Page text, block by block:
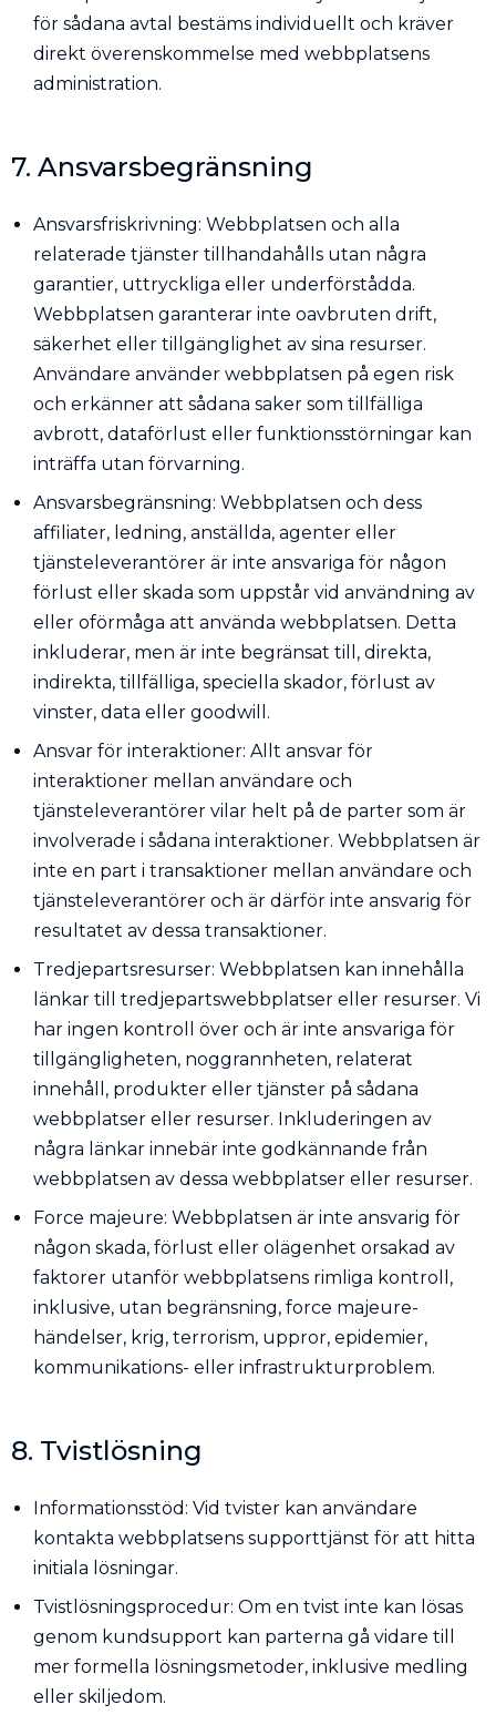
för sådana avtal bestäms individuellt och kräver
direkt överenskommelse med webbplatsens
administration.
7. Ansvarsbegränsning
Ansvarsfriskrivning: Webbplatsen och alla
relaterade tjänster tillhandahålls utan några
garantier, uttryckliga eller underförstådda.
Webbplatsen garanterar inte oavbruten drift,
säkerhet eller tillgänglighet av sina resurser.
Användare använder webbplatsen på egen risk
och erkänner att sådana saker som tillfälliga
avbrott, dataförlust eller funktionsstörningar kan
inträffa utan förvarning.
Ansvarsbegränsning: Webbplatsen och dess
affiliater, ledning, anställda, agenter eller
tjänsteleverantörer är inte ansvariga för någon
förlust eller skada som uppstår vid användning av
eller oförmåga att använda webbplatsen. Detta
inkluderar, men är inte begränsat till, direkta,
indirekta, tillfälliga, speciella skador, förlust av
vinster, data eller goodwill.
Ansvar för interaktioner: Allt ansvar för
interaktioner mellan användare och
tjänsteleverantörer vilar helt på de parter som är
involverade i sådana interaktioner. Webbplatsen är
inte en part i transaktioner mellan användare och
tjänsteleverantörer och är därför inte ansvarig för
resultatet av dessa transaktioner.
Tredjepartsresurser: Webbplatsen kan innehålla
länkar till tredjepartswebbplatser eller resurser. Vi
har ingen kontroll över och är inte ansvariga för
tillgängligheten, noggrannheten, relaterat
innehåll, produkter eller tjänster på sådana
webbplatser eller resurser. Inkluderingen av
några länkar innebär inte godkännande från
webbplatsen av dessa webbplatser eller resurser.
Force majeure: Webbplatsen är inte ansvarig för
någon skada, förlust eller olägenhet orsakad av
faktorer utanför webbplatsens rimliga kontroll,
inklusive, utan begränsning, force majeure-
händelser, krig, terrorism, uppror, epidemier,
kommunikations- eller infrastrukturproblem.
8. Tvistlösning
Informationsstöd: Vid tvister kan användare
kontakta webbplatsens supporttjänst för att hitta
initiala lösningar.
Tvistlösningsprocedur: Om en tvist inte kan lösas
genom kundsupport kan parterna gå vidare till
mer formella lösningsmetoder, inklusive medling
eller skiljedom.